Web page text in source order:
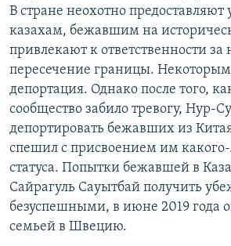
В стране неохотно
казахам, бежавшим на
привлекают к ответственности за
пересечение границы. Некоторым
депортация. Однако после того,
сообщество забило тревогу, Нур-
депортировать бежавших из
спешил с присвоением им какого-
статуса. Попытки бежавшей в
Сайрагуль Сауытбай получить
безуспешными, в июне 2019 года
семьей в Швецию.